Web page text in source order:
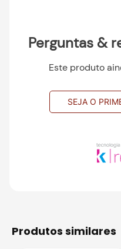
Perguntas &
Este produto
SEJA O
produtos similares